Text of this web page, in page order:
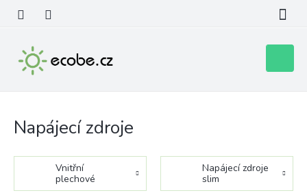
obsah
košík
Napájecí zdroje
Vnitřní
plechové
Napájecí zdroje
slim